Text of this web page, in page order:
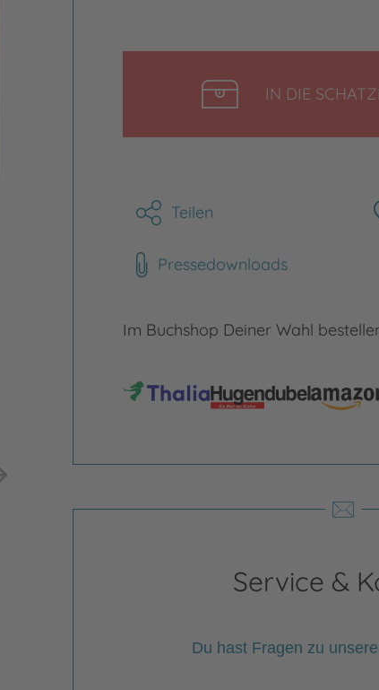
Bild vergrößern
IN DIE
Teilen
Pressedownloads
Im Buchshop Deiner Wahl
Service &
Du hast Fragen zu